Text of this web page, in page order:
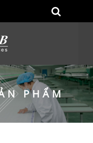
PHẨM